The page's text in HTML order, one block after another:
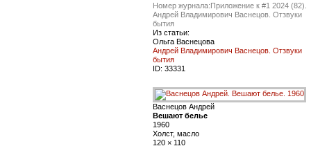
Номер журнала:Приложение к #1 2024 (82).
Андрей Владимирович Васнецов. Отзвуки
бытия
Из статьи:
Ольга Васнецова
Андрей Владимирович Васнецов. Отзвуки
бытия
ID: 33331
Васнецов Андрей
Вешают белье
1960
Холст, масло
120 × 110